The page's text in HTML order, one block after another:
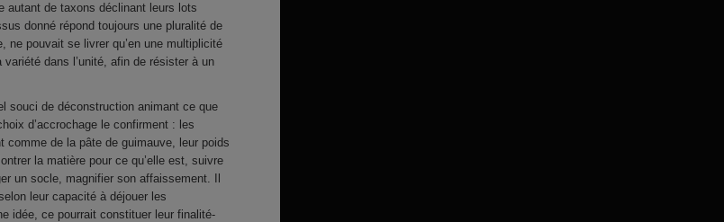
de taxons déclinant leurs lots
donné répond toujours une pluralité de
pouvait se livrer qu’en une multiplicité
dans l’unité, afin de résister à un
souci de déconstruction animant ce que
d’accrochage le confirment : les
comme de la pâte de guimauve, leur poids
la matière pour ce qu’elle est, suivre
un socle, magnifier son affaissement. Il
leur capacité à déjouer les
idée, ce pourrait constituer leur finalité-